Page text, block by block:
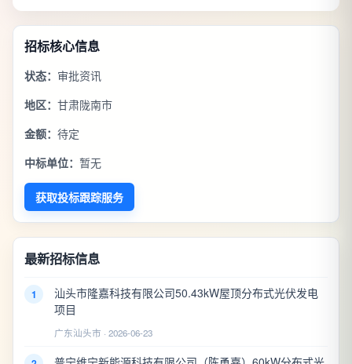
招标核心信息
状态： 审批资讯
地区： 甘肃陇南市
金额： 待定
中标单位： 暂无
获取投标跟踪服务
最新招标信息
1
汕头市隆嘉科技有限公司50.43kW屋顶分布式光伏发电
项目
广东汕头市 · 2026-06-23